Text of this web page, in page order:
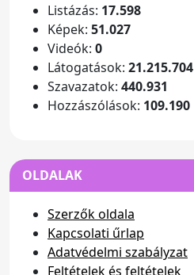
Listázás: 17.598
Képek: 51.027
Videók: 0
Látogatások: 21.215.704
Szavazatok: 440.931
Hozzászólások: 109.190
OLDALAK
Szerzők oldala
Kapcsolati űrlap
Adatvédelmi szabályzat
Feltételek és feltételek